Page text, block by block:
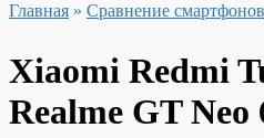
Главная » Сравнение смартфонов
Xiaomi Redmi
Realme GT Neo